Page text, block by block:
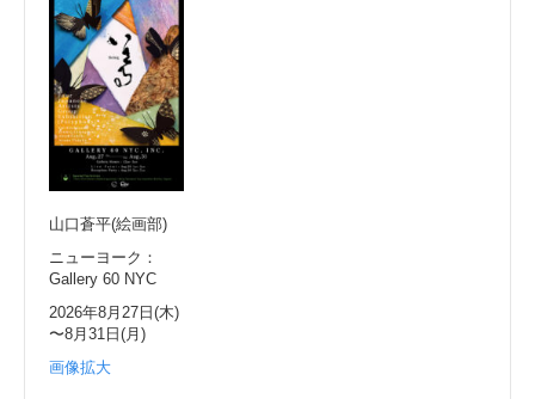
山口蒼平(絵画部)
ニューヨーク：
Gallery 60 NYC
2026年8月27日(木)
〜8月31日(月)
画像拡大